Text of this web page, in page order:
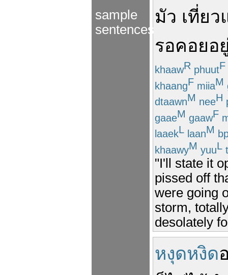
sample
sentences
มัว เที่ยว
รอคอยอ
khaawR phuutF
khaangF miiaM
dtaawnM neeH
gaaeM gaawF
laaekL laanM
khaawyM yuuL
"I'll state it
pissed off
were going
storm,
desolately
หงุดหงิด